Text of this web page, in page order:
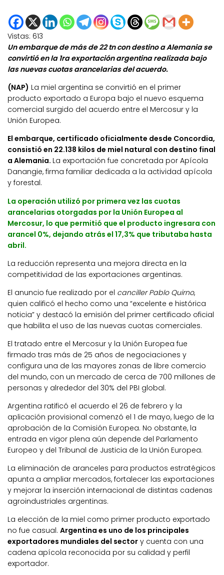
Vistas: 613
Un embarque de más de 22 tn con destino a Alemania se
convirtió en la 1ra exportación argentina realizada bajo
las nuevas cuotas arancelarias del acuerdo.
(NAP) La miel argentina se convirtió en el primer
producto exportado a Europa bajo el nuevo esquema
comercial surgido del acuerdo entre el Mercosur y la
Unión Europea.
El embarque, certificado oficialmente desde Concordia,
consistió en 22.138 kilos de miel natural con destino final
a Alemania. La exportación fue concretada por Apícola
Danangie, firma familiar dedicada a la actividad apícola
y forestal.
La operación utilizó por primera vez las cuotas
arancelarias otorgadas por la Unión Europea al
Mercosur, lo que permitió que el producto ingresara con
arancel 0%, dejando atrás el 17,3% que tributaba hasta
abril.
La reducción representa una mejora directa en la
competitividad de las exportaciones argentinas.
El anuncio fue realizado por el canciller Pablo Quirno,
quien calificó el hecho como una “excelente e histórica
noticia” y destacó la emisión del primer certificado oficial
que habilita el uso de las nuevas cuotas comerciales.
El tratado entre el Mercosur y la Unión Europea fue
firmado tras más de 25 años de negociaciones y
configura una de las mayores zonas de libre comercio
del mundo, con un mercado de cerca de 700 millones de
personas y alrededor del 30% del PBI global.
Argentina ratificó el acuerdo el 26 de febrero y la
aplicación provisional comenzó el 1 de mayo, luego de la
aprobación de la Comisión Europea. No obstante, la
entrada en vigor plena aún depende del Parlamento
Europeo y del Tribunal de Justicia de la Unión Europea.
La eliminación de aranceles para productos estratégicos
apunta a ampliar mercados, fortalecer las exportaciones
y mejorar la inserción internacional de distintas cadenas
agroindustriales argentinas.
La elección de la miel como primer producto exportado
no fue casual. Argentina es uno de los principales
exportadores mundiales del sector y cuenta con una
cadena apícola reconocida por su calidad y perfil
exportador.